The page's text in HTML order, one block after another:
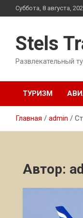
Перейти
к
Суббота, 8 августа,
Stels
Развлекательный
ТУРИЗМ
Главная admin
Автор: